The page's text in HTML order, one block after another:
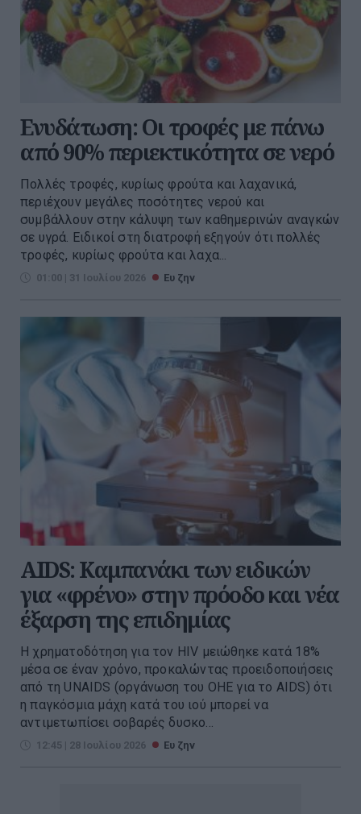
Ενυδάτωση: Οι τροφές με πάνω
από 90% περιεκτικότητα σε νερό
Πολλές τροφές, κυρίως φρούτα και λαχανικά,
περιέχουν μεγάλες ποσότητες νερού και
συμβάλλουν στην κάλυψη των καθημερινών αναγκών
σε υγρά. Ειδικοί στη διατροφή εξηγούν ότι πολλές
τροφές, κυρίως φρούτα και λαχα...
01:00 | 31 Ιουλίου 2026 Ευ ζην
AIDS: Καμπανάκι των ειδικών
για «φρένο» στην πρόοδο και νέα
έξαρση της επιδημίας
Η χρηματοδότηση για τον HIV μειώθηκε κατά 18%
μέσα σε έναν χρόνο, προκαλώντας προειδοποιήσεις
από τη UNAIDS (οργάνωση του ΟΗΕ για το AIDS) ότι
η παγκόσμια μάχη κατά του ιού μπορεί να
αντιμετωπίσει σοβαρές δυσκο...
12:45 | 28 Ιουλίου 2026 Ευ ζην